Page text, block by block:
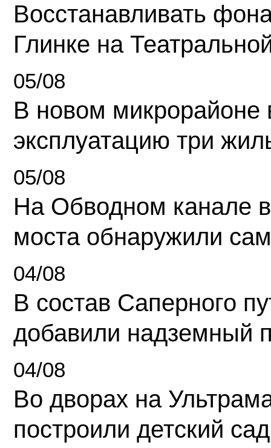
Восстанавливать
Глинке на
05/08
В новом микрорайоне
эксплуатацию три
05/08
На Обводном канале
моста обнаружили
04/08
В состав Саперного
добавили надземный
04/08
Во дворах на
построили детский сад